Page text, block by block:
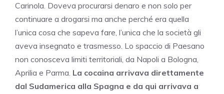
Carinola. Doveva procurarsi denaro e non solo per
continuare a drogarsi ma anche perché era quella
l’unica cosa che sapeva fare, l’unica che la società gli
aveva insegnato e trasmesso. Lo spaccio di Paesano
non conosceva limiti territoriali, da Napoli a Bologna,
Aprilia e Parma. La cocaina arrivava direttamente
dal Sudamerica alla Spagna e da qui arrivava a